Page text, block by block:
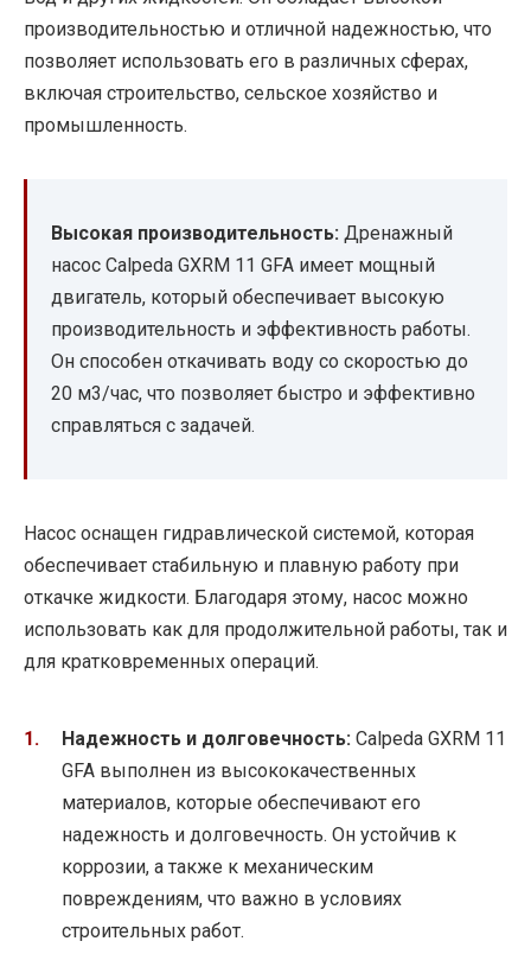
производительностью и отличной надежностью, что
позволяет использовать его в различных сферах,
включая строительство, сельское хозяйство и
промышленность.
Высокая производительность: Дренажный
насос Calpeda GXRM 11 GFA имеет мощный
двигатель, который обеспечивает высокую
производительность и эффективность работы.
Он способен откачивать воду со скоростью до
20 м3/час, что позволяет быстро и эффективно
справляться с задачей.
Насос оснащен гидравлической системой, которая
обеспечивает стабильную и плавную работу при
откачке жидкости. Благодаря этому, насос можно
использовать как для продолжительной работы, так и
для кратковременных операций.
Надежность и долговечность: Calpeda GXRM 11
GFA выполнен из высококачественных
материалов, которые обеспечивают его
надежность и долговечность. Он устойчив к
коррозии, а также к механическим
повреждениям, что важно в условиях
строительных работ.